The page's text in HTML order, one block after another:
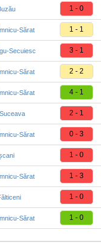
1 - 0
Sărat 1 - 1
Secuiesc 3 - 1
Sărat 2 - 2
Sărat 4 - 1
2 - 1
Sărat 0 - 3
1 - 0
Sărat 1 - 3
1 - 0
Sărat 1 - 0